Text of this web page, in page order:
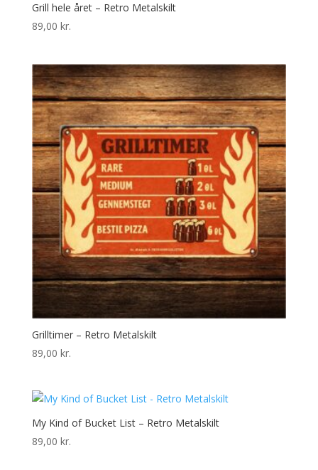
Grill hele året – Retro Metalskilt
89,00 kr.
Grilltimer – Retro Metalskilt
89,00 kr.
My Kind of Bucket List – Retro Metalskilt
89,00 kr.